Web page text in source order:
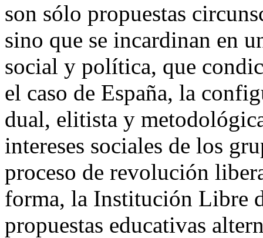
son sólo propuestas
sino que se incardinan en
social y política, que
el caso de España, la
dual, elitista y
intereses sociales de los
proceso de revolución
forma, la Institución Libre
propuestas educativas